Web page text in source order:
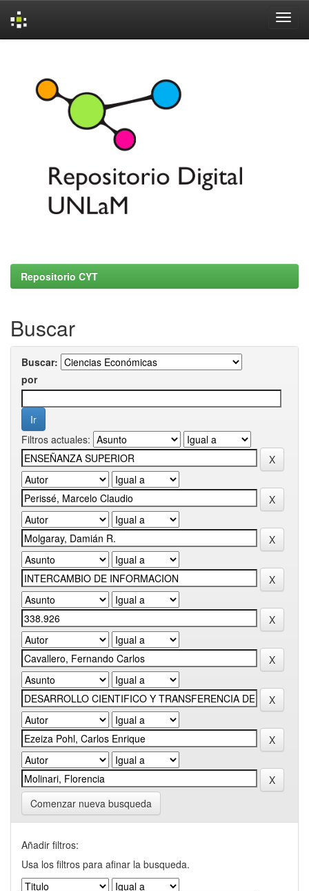
Repositorio CYT
Buscar
Buscar:
por
Filtros actuales:
Comenzar nueva busqueda
Añadir filtros:
Usa los filtros para afinar la busqueda.